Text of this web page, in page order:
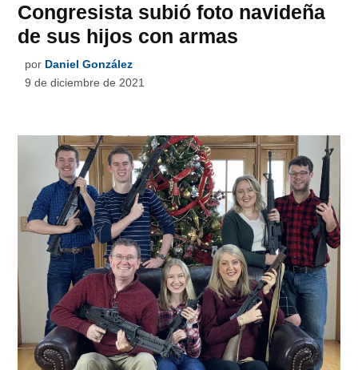
Congresista subió foto navideña
de sus hijos con armas
por Daniel González
9 de diciembre de 2021